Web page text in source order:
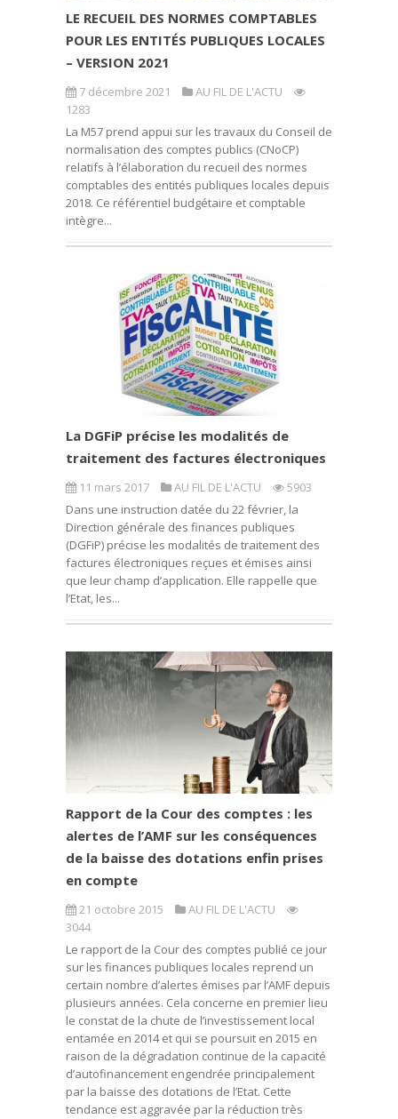
LE RECUEIL DES NORMES COMPTABLES
POUR LES ENTITÉS PUBLIQUES LOCALES
– VERSION 2021
7 décembre 2021
AU FIL DE L'ACTU
1283
La M57 prend appui sur les travaux du Conseil de
normalisation des comptes publics (CNoCP)
relatifs à l’élaboration du recueil des normes
comptables des entités publiques locales depuis
2018. Ce référentiel budgétaire et comptable
intègre...
La DGFiP précise les modalités de
traitement des factures électroniques
11 mars 2017 AU FIL DE L'ACTU
5903
Dans une instruction datée du 22 février, la
Direction générale des finances publiques
(DGFiP) précise les modalités de traitement des
factures électroniques reçues et émises ainsi
que leur champ d’application. Elle rappelle que
l’Etat, les...
Rapport de la Cour des comptes : les
alertes de l’AMF sur les conséquences
de la baisse des dotations enfin prises
en compte
21 octobre 2015
AU FIL DE L'ACTU
3044
Le rapport de la Cour des comptes publié ce jour
sur les finances publiques locales reprend un
certain nombre d’alertes émises par l’AMF depuis
plusieurs années. Cela concerne en premier lieu
le constat de la chute de l’investissement local
entamée en 2014 et qui se poursuit en 2015 en
raison de la dégradation continue de la capacité
d’autofinancement engendrée principalement
par la baisse des dotations de l’Etat. Cette
tendance est aggravée par la réduction très